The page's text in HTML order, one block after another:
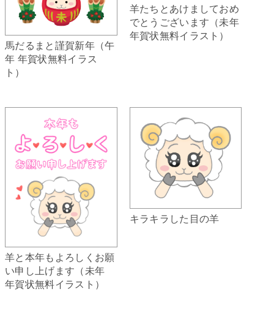
馬だるまと謹賀新年（午
年 年賀状無料イラス
ト）
羊たちとあけましておめ
でとうございます（未年
年賀状無料イラスト）
羊と本年もよろしくお願
い申し上げます（未年
年賀状無料イラスト）
キラキラした目の羊